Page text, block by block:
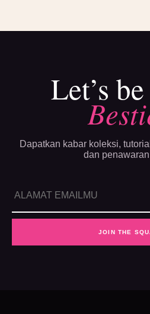
Let’s
Dapatkan kabar koleksi,
dan
JOIN THE